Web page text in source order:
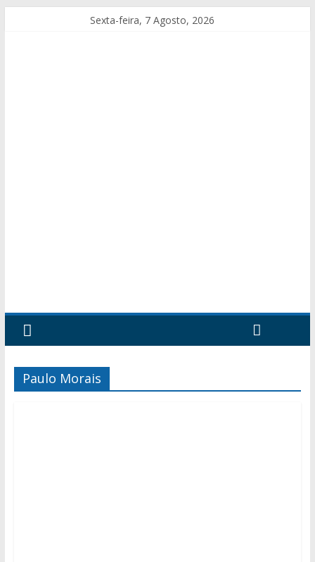
Sexta-feira, 7 Agosto, 2026
Paulo Morais